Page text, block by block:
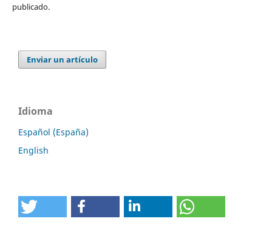
publicado.
Enviar un artículo
Idioma
Español (España)
English